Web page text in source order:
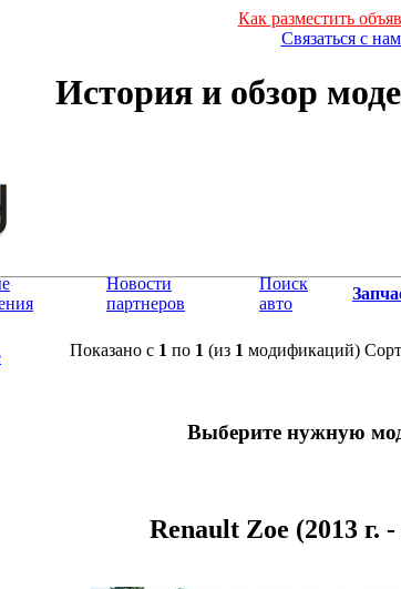
Как разместить
Связаться с
История и обзор
Новости
партнеров
Поиск
авто
Показано с 1 по 1 (из 1 модификаций)
Выберите нужную
Renault Zoe (2013 г.